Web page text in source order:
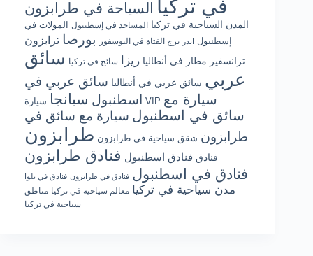
في تركيا السياحة في طرابزون
المدن السياحية في تركيا المساجد في إسطنبول
المولات في
إسطنبول ايدر برج الفتاة في البوسفور بورصا ترابزون
ترانسفير مطار في أنطاليا ريزا سائح في تركيا سائق
عربي سائق عربي في أنطاليا سائق عربي في
اسطنبول سبانجا سيارة VIP سيارة مع
سائق في اسطنبول سيارة مع سائق في
طرابزون شقق سياحية في طرابزون طرابزون
فنادق فنادق اسطنبول فنادق طرابزون
فنادق في اسطنبول فنادق في طرابزون فنادق في يلوا
مدن سياحية في تركيا معالم سياحية في تركيا مناطق
سياحية في تركيا